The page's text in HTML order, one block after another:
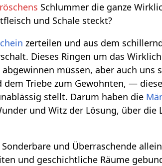
Schlummer die ganze
und Schale steckt?
zerteilen und aus dem
Dieses Ringen um das
müssen, aber auch
dem Triebe zum Gewohnten, —
stellt. Darum haben die
und Witz der Lösung, über
und Überraschende
und geschichtliche Räume